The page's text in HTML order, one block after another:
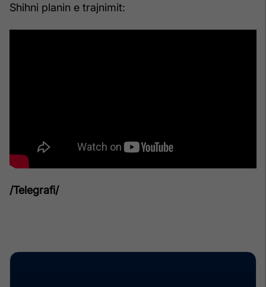
Shihni planin e trajnimit:
/Telegrafi/